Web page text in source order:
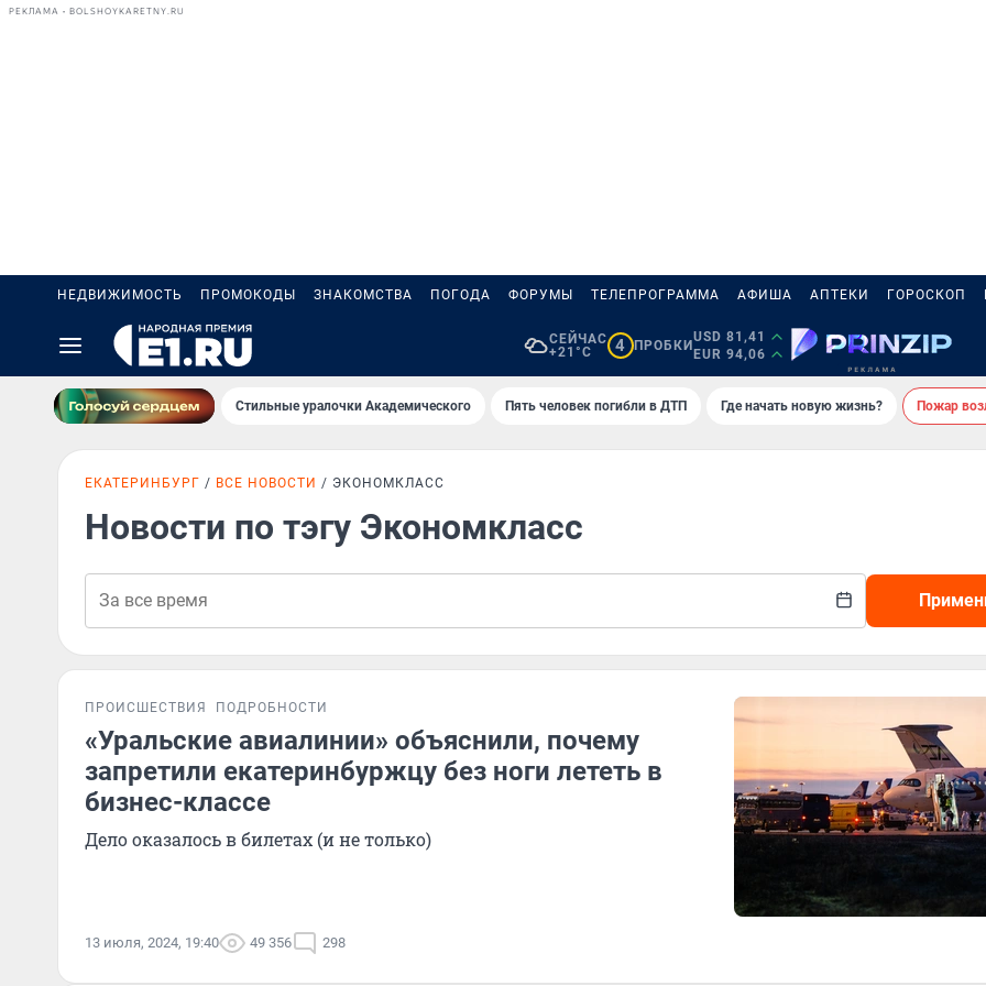
РЕКЛАМА • BOLSHOYKARETNY.RU
НЕДВИЖИМОСТЬ ПРОМОКОДЫ ЗНАКОМСТВА ПОГОДА ФОРУМЫ ТЕЛЕПРОГРАММА АФИША АПТЕКИ ГОРОСКОП
СЕЙЧАС
+21°C
4 ПРОБКИ
USD 81,41
EUR 94,06
Стильные уралочки Академического Пять человек погибли в ДТП Где начать новую жизнь? Пожар
ЕКАТЕРИНБУРГ ВСЕ НОВОСТИ ЭКОНОМКЛАСС
Новости по тэгу Экономкласс
ПРОИСШЕСТВИЯ ПОДРОБНОСТИ
«Уральские авиалинии» объяснили, почему
запретили екатеринбуржцу без ноги лететь в
бизнес-классе
Дело оказалось в билетах (и не только)
13 июля, 2024, 19:40 49 356 298